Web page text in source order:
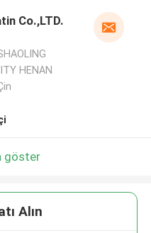
Co.,LTD.
HENAN
göster
Alın